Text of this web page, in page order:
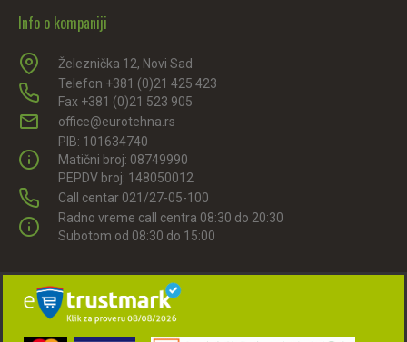
Info o kompaniji
Železnička 12, Novi Sad
Telefon +381 (0)21 425 423
Fax +381 (0)21 523 905
office@eurotehna.rs
PIB: 101634740
Matični broj: 08749990
PEPDV broj: 148050012
Call centar 021/27-05-100
Radno vreme call centra 08:30 do 20:30
Subotom od 08:30 do 15:00